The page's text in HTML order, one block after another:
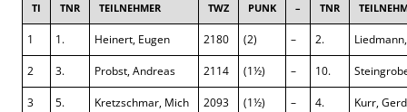
TI TNR TEILNEHMER TWZ PUNK – TNR
1 1. Heinert, Eugen 2180 (2) – 2.
2 3. Probst, Andreas 2114 (1½) – 10.
3 5. Kretzschmar, Mich 2093 (1½) – 4. Kurr, Gerd